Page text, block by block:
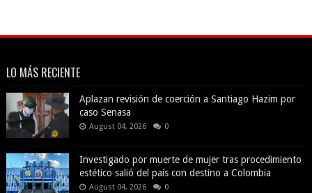
LO MÁS RECIENTE
Aplazan revisión de coerción a Santiago Hazim por
caso Senasa
August 04, 2026 0
Investigado por muerte de mujer tras procedimiento
estético salió del país con destino a Colombia
August 04, 2026 0